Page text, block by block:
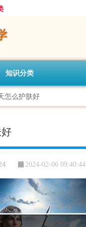
知识分类
怎么护肤好
2024-02-06 09:40:44